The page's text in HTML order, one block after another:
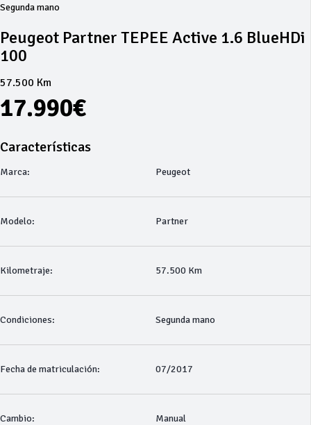
Segunda mano
Peugeot Partner TEPEE Active 1.6 BlueHDi
100
57.500 Km
17.990€
Características
Marca: Peugeot
Modelo: Partner
Kilometraje: 57.500 Km
Condiciones: Segunda mano
Fecha de matriculación: 07/2017
Cambio: Manual